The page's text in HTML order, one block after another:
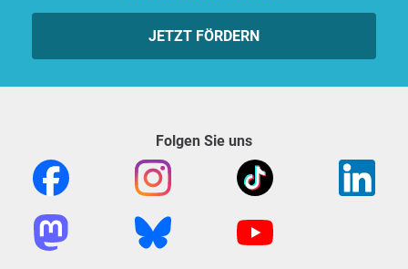
JETZT FÖRDERN
Folgen Sie uns